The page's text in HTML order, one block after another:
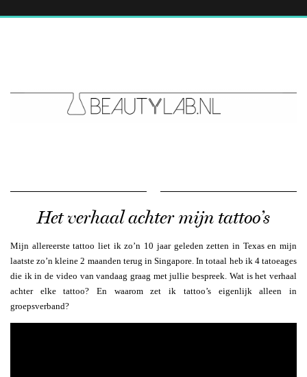
Het verhaal achter mijn tattoo’s
Mijn allereerste tattoo liet ik zo’n 10 jaar geleden zetten in Texas en mijn
laatste zo’n kleine 2 maanden terug in Singapore. In totaal heb ik 4 tatoeages
die ik in de video van vandaag graag met jullie bespreek. Wat is het verhaal
achter elke tattoo? En waarom zet ik tattoo’s eigenlijk alleen in
groepsverband?